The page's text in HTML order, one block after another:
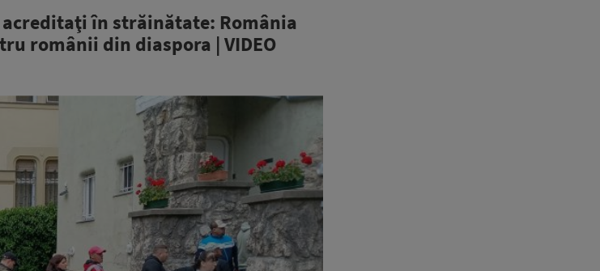
în străinătate: România
românii din diaspora | VIDEO